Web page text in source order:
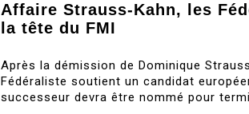
Affaire Strauss-Kahn, les
la tête du FMI
Après la démission de Dominique
Fédéraliste soutient un candidat
successeur devra être nommé pour